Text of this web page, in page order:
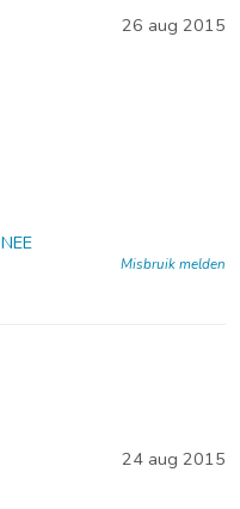
26 aug 2015
NEE
Misbruik melden
24 aug 2015